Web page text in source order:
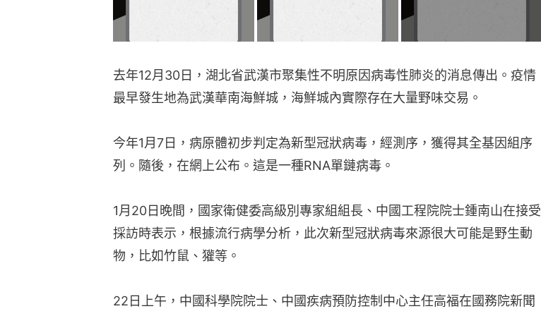
去年12月30日，湖北省武漢市聚集性不明原因病毒性肺炎的消息傳出。疫情
最早發生地為武漢華南海鮮城，海鮮城內實際存在大量野味交易。
今年1月7日，病原體初步判定為新型冠狀病毒，經測序，獲得其全基因組序
列。隨後，在網上公布。這是一種RNA單鏈病毒。
1月20日晚間，國家衛健委高級別專家組組長、中國工程院院士鍾南山在接受
採訪時表示，根據流行病學分析，此次新型冠狀病毒來源很大可能是野生動
物，比如竹鼠、獾等。
22日上午，中國科學院院士、中國疾病預防控制中心主任高福在國務院新聞